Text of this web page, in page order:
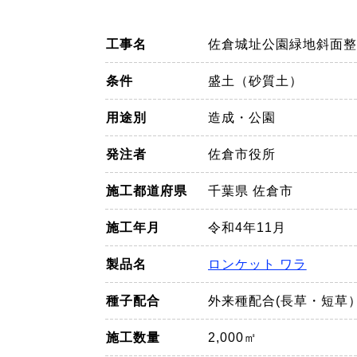
工事名 佐倉城址公園緑地斜面
条件 盛土（砂質土）
用途別 造成・公園
発注者 佐倉市役所
施工都道府県 千葉県 佐倉市
施工年月 令和4年11月
製品名 ロンケット ワラ
種子配合 外来種配合(長草・短草）
施工数量 2,000㎡